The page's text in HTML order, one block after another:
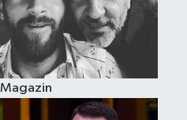
Magazin
Hava Durumu
Kadın
Kim kimdir?